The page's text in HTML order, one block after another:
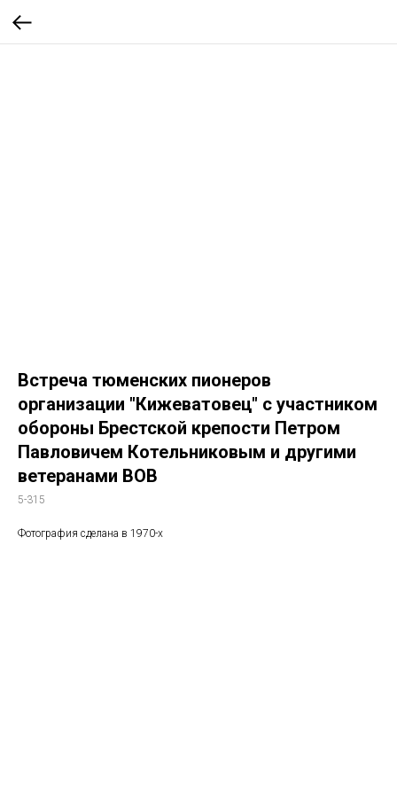
Встреча тюменских пионеров
организации "Кижеватовец" с участником
обороны Брестской крепости Петром
Павловичем Котельниковым и другими
ветеранами ВОВ
5-315
Фотография сделана в 1970-х